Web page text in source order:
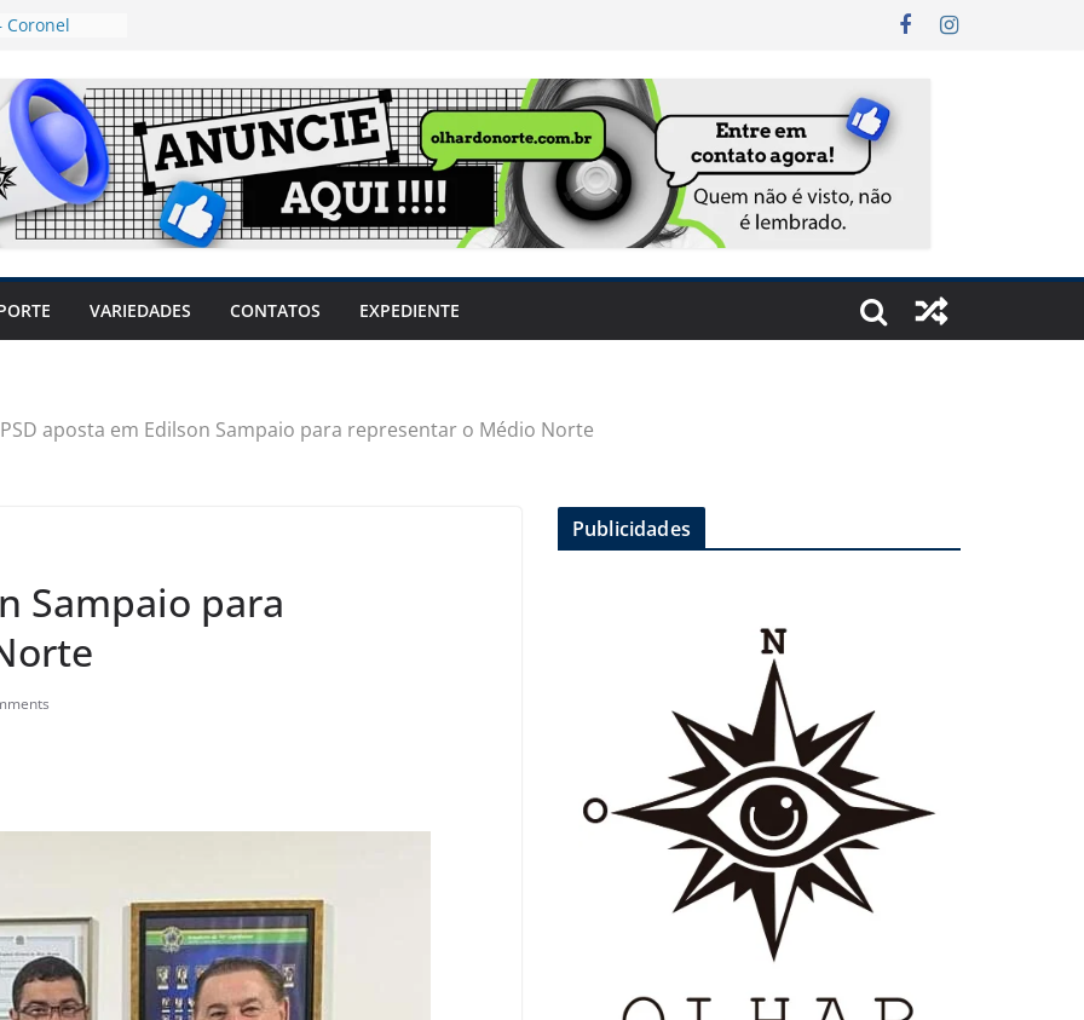
Coronel
mulheres
travar o
produtores
sem
sintomas,
VARIEDADES CONTATOS EXPEDIENTE
PSD aposta em Edilson Sampaio para representar o Médio Norte
Sampaio para
Publicidades